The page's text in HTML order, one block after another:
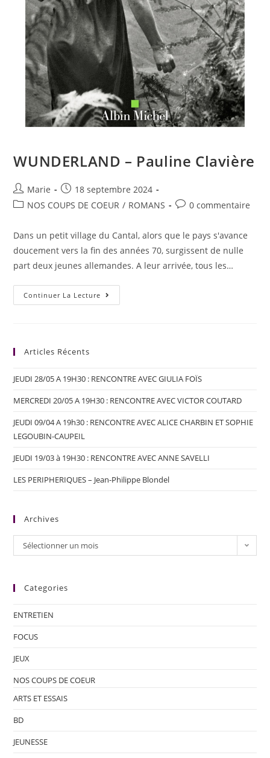
WUNDERLAND – Pauline Clavière
Marie
18 septembre 2024
NOS COUPS DE COEUR / ROMANS 0 commentaire
Dans un petit village du Cantal, alors que le pays s'avance
doucement vers la fin des années 70, surgissent de nulle
part deux jeunes allemandes. A leur arrivée, tous les…
Continuer La Lecture
Articles Récents
JEUDI 28/05 A 19H30 : RENCONTRE AVEC GIULIA FOÏS
MERCREDI 20/05 A 19H30 : RENCONTRE AVEC VICTOR COUTARD
JEUDI 09/04 A 19h30 : RENCONTRE AVEC ALICE CHARBIN ET SOPHIE
LEGOUBIN-CAUPEIL
JEUDI 19/03 à 19H30 : RENCONTRE AVEC ANNE SAVELLI
LES PERIPHERIQUES – Jean-Philippe Blondel
Archives
Sélectionner un mois
Categories
ENTRETIEN
FOCUS
JEUX
NOS COUPS DE COEUR
ARTS ET ESSAIS
BD
JEUNESSE